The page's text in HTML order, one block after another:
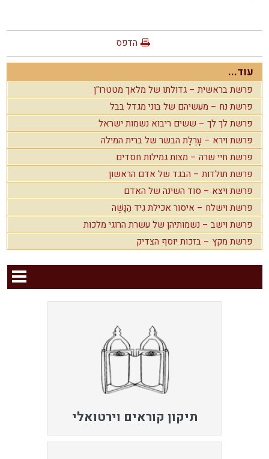
הדפס
עוד...
פרשת בראשית – גדולתו של מלאך מטטרו"ן
פרשת נח – מעשיהם של בוני מגדל בבל
פרשת לך לך – ששים ריבוא נשמות ישראל
פרשת וירא – עָרְלָת הבשר של ברית המילה
פרשת חיי שרה – מצות גמילות חסדים
פרשת תולדות – הבגד של אדם הראשון
פרשת ויצא – סוד השינה של האדם
פרשת וישלח – איסור אכילת גִיד הַנָּשֶׁה
פרשת וישב – נשמותיהן של עשרת הרוגי מלכות
פרשת מקץ – בזכות יוסף הצדיק
תיקון קוראים וירטואלי